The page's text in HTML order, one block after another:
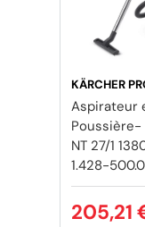
KÄRCHER
Aspirateur
Poussière-
NT 27/1
1.428-500.0
205,21